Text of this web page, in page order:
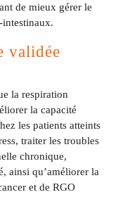
de mieux gérer le
intestinaux.
validée
la respiration
la capacité
les patients atteints
traiter les troubles
chronique,
ainsi qu’améliorer la
et de RGO